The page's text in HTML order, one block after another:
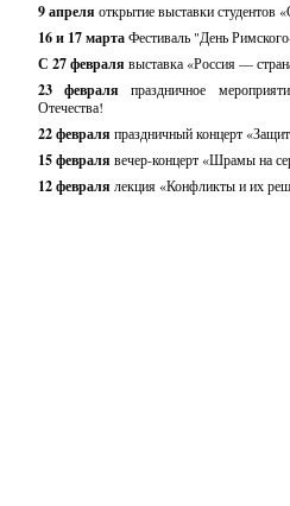
9 апреля открытие выставки студентов
16 и 17 мартаФестиваль "День
С 27 февраля выставка «Россия —
23 февраляпраздничное
Отечества!
22 февраля праздничный концерт
15 февраля вечер-концерт «Шрамы на
12 февраля лекция «Конфликты и их